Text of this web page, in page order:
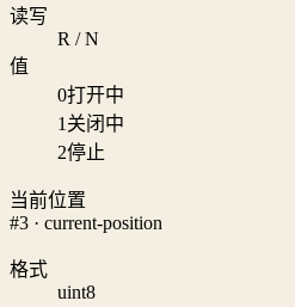
读写
R / N
值
0打开中
1 关闭中
2停止
当前位置
#3 · current-position
格式
uint8